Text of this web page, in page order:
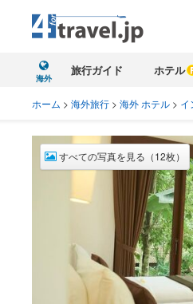
海外
旅行ガイド ホテル
ホーム > 海外旅行 > 海外 ホテル > イ
すべての写真を見る（12枚）